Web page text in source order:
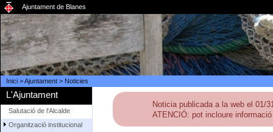
Ajuntament de Blanes
Inici>Ajuntament> Noticies
L'Ajuntament
Salutació de l'Alcalde
Organització institucional
Noticia publicada a la web el 01/
ATENCIÓ: pot incloure